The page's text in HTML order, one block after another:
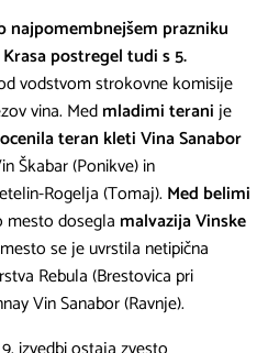
najpomembnejšem prazniku
postregel tudi s 5.
vodstvom strokovne komisije
vina. Medmladimi teranije
teran kleti Vina Sanabor
Škabar (Ponikve) in
Rogelja (Tomaj). Med belimi
mesto dosegla malvazija Vinske
se je uvrstila netipična
Rebula (Brestovica pri
Vin Sanabor (Ravnje).